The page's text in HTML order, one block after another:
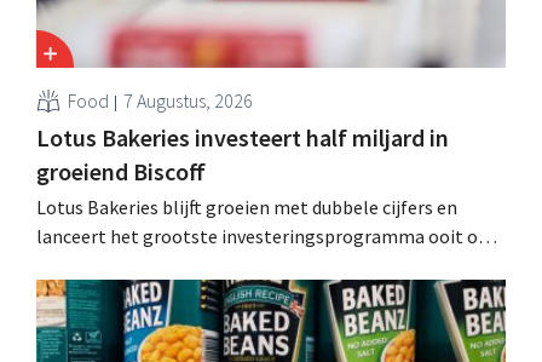
Food 7 Augustus, 2026
Lotus Bakeries investeert half miljard in
groeiend Biscoff
Lotus Bakeries blijft groeien met dubbele cijfers en
lanceert het grootste investeringsprogramma ooit om
moeten dit momentum grijpen”.